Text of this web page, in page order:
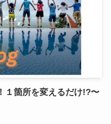
１箇所を変えるだけ!?〜